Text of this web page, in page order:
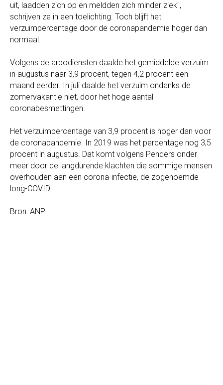
uit, laadden zich op en meldden zich minder ziek",
schrijven ze in een toelichting. Toch blijft het
verzuimpercentage door de coronapandemie hoger dan
normaal.
Volgens de arbodiensten daalde het gemiddelde verzuim
in augustus naar 3,9 procent, tegen 4,2 procent een
maand eerder. In juli daalde het verzuim ondanks de
zomervakantie niet, door het hoge aantal
coronabesmettingen.
Het verzuimpercentage van 3,9 procent is hoger dan voor
de coronapandemie. In 2019 was het percentage nog 3,5
procent in augustus. Dat komt volgens Penders onder
meer door de langdurende klachten die sommige mensen
overhouden aan een corona-infectie, de zogenoemde
long-COVID.
Bron: ANP